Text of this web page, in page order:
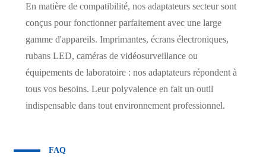
En matière de compatibilité, nos adaptateurs secteur sont
conçus pour fonctionner parfaitement avec une large
gamme d'appareils. Imprimantes, écrans électroniques,
rubans LED, caméras de vidéosurveillance ou
équipements de laboratoire : nos adaptateurs répondent à
tous vos besoins. Leur polyvalence en fait un outil
indispensable dans tout environnement professionnel.
FAQ